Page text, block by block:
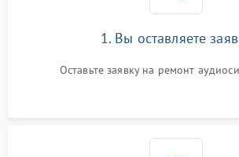
1. Вы оставляете
Оставьте заявку на ремонт